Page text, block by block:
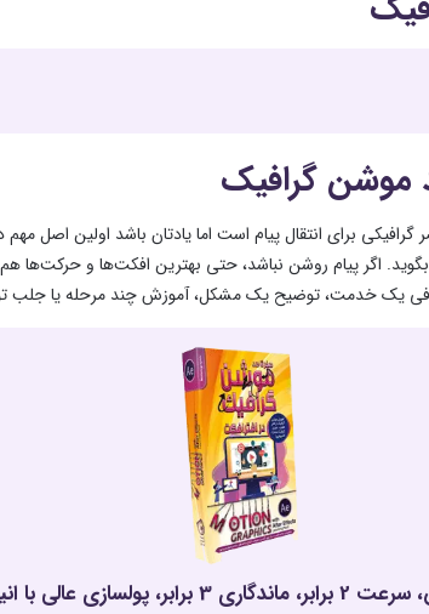
موشن گرافیک
برای انتقال پیام است اما یادتان باشد اولین اصل
اگر پیام روشن نباشد، حتی بهترین افکت‌ها و حرکت‌ها
یک خدمت، توضیح یک مشکل، آموزش چند مرحله یا
موشن گرافیک رو قورت بده! بدون کلاس، سرعت 2